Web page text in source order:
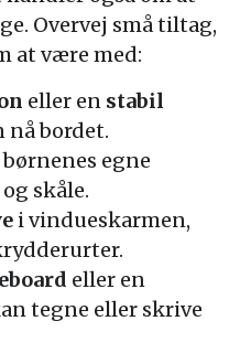
Overvej små tiltag,
at være med:
eller en stabil
nå bordet.
egne
skåle.
i vindueskarmen,
eller en
tegne eller skrive